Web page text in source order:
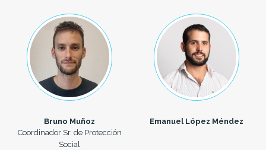
Bruno Muñoz
Coordinador Sr. de Protección
Social
Emanuel López Méndez